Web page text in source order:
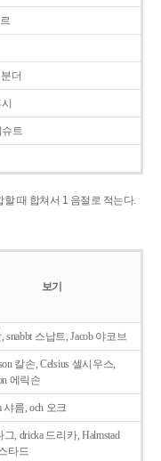
분더
슈트
할 때 합쳐서 1 음절로 적는다.
보기
snabbt 스납트, Jacob 야코브
칼손, Celsius 셀시우스,
에릭손
샤름, och 오크
그, dricka 드리카, Halmstad
타드